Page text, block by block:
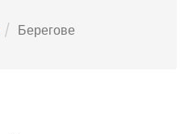
Берегове